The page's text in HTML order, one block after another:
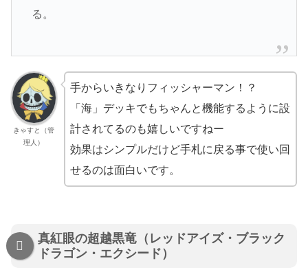
る。
きゃすと（管
理人）
手からいきなりフィッシャーマン！？
「海」デッキでもちゃんと機能するように設
計されてるのも嬉しいですねー
効果はシンプルだけど手札に戻る事で使い回
せるのは面白いです。
真紅眼の超越黒竜（レッドアイズ・ブラック
ドラゴン・エクシード）